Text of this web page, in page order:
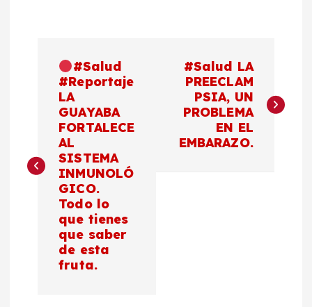
e
#Salud
#Reportaje
LA
GUAYABA
FORTALECE
AL
SISTEMA
INMUNOLÓ
GICO.
Todo lo
que tienes
que saber
de esta
fruta.
#Salud LA
PREECLAM
PSIA, UN
PROBLEMA
EN EL
EMBARAZO.